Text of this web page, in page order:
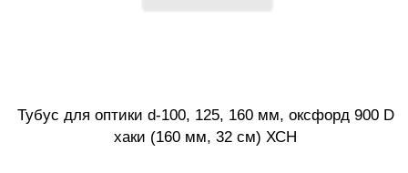
Тубус для оптики d-100, 125, 160 мм, оксфорд 900 D
хаки (160 мм, 32 см) ХСН